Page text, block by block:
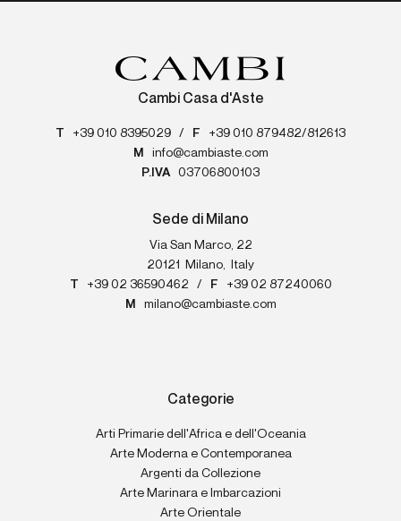
Cambi Casa d'Aste
T +39 010 8395029 / F
+39 010 879482/812613
M
info@cambiaste.com
P.IVA
03706800103
Sede di Milano
Via San Marco, 22
20121
Milano,
Italy
T
+39 02 36590462 / F
+39 02 87240060
M
milano@cambiaste.com
Categorie
Arti Primarie dell'Africa e dell'Oceania
Arte Moderna e Contemporanea
Argenti da Collezione
Arte Marinara e Imbarcazioni
Arte Orientale